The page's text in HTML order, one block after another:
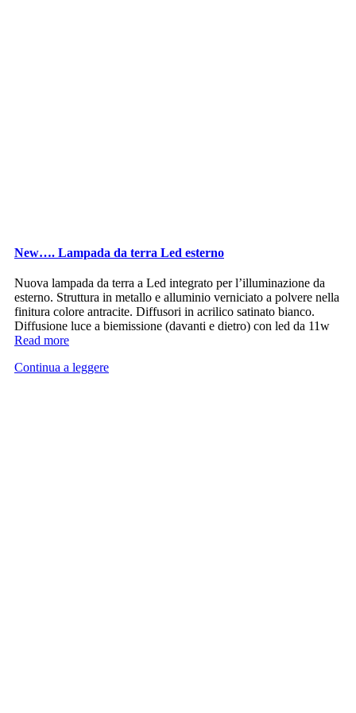
New…. Lampada da terra Led esterno
Nuova lampada da terra a Led integrato per l’illuminazione da
esterno. Struttura in metallo e alluminio verniciato a polvere nella
finitura colore antracite. Diffusori in acrilico satinato bianco.
Diffusione luce a biemissione (davanti e dietro) con led da 11w
Read more
Continua a leggere